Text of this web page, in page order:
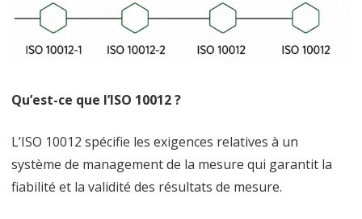
Management
Qu’est-ce que l’ISO 10012 ?
L’ISO 10012 spécifie les exigences relatives à un
système de management de la mesure qui garantit la
fiabilité et la validité des résultats de mesure.